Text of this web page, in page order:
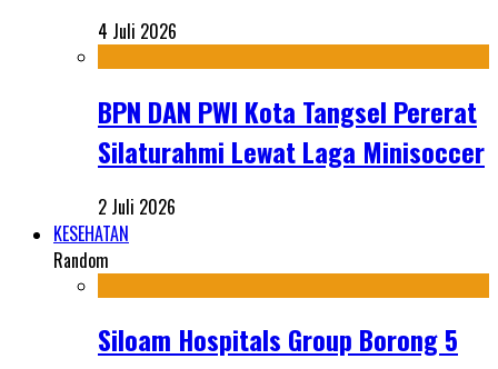
4 Juli 2026
BPN DAN PWI Kota Tangsel Pererat
Silaturahmi Lewat Laga Minisoccer
2 Juli 2026
KESEHATAN
Random
Siloam Hospitals Group Borong 5